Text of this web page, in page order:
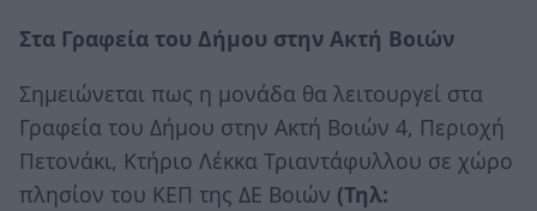
Στα Γραφεία του Δήμου στην Ακτή Βοιών
Σημειώνεται πως η μονάδα θα λειτουργεί στα
Γραφεία του Δήμου στην Ακτή Βοιών 4, Περιοχή
Πετονάκι, Κτήριο Λέκκα Τριαντάφυλλου σε χώρο
πλησίον του ΚΕΠ της ΔΕ Βοιών (Τηλ: